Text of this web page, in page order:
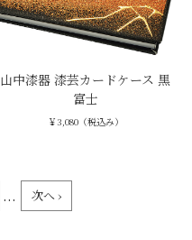
山中漆器 漆芸カードケース 黒
富士
￥3,080（税込み）
... 次へ ›